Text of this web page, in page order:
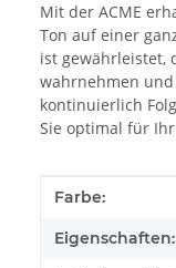
Mit der ACME
Ton auf einer
ist gewährleistet,
wahrnehmen
kontinuierlich
Sie optimal für
Wert
Farbe:
Eigenschaften: